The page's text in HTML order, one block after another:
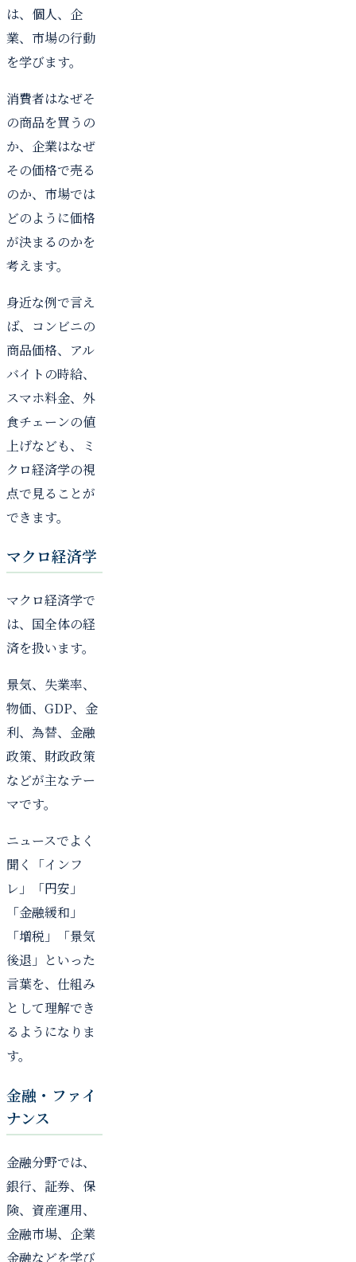
は、個人、企
業、市場の行動
を学びます。
消費者はなぜそ
の商品を買うの
か、企業はなぜ
その価格で売る
のか、市場では
どのように価格
が決まるのかを
考えます。
身近な例で言え
ば、コンビニの
商品価格、アル
バイトの時給、
スマホ料金、外
食チェーンの値
上げなども、ミ
クロ経済学の視
点で見ることが
できます。
マクロ経済学
マクロ経済学で
は、国全体の経
済を扱います。
景気、失業率、
物価、GDP、金
利、為替、金融
政策、財政政策
などが主なテー
マです。
ニュースでよく
聞く「インフ
レ」「円安」
「金融緩和」
「増税」「景気
後退」といった
言葉を、仕組み
として理解でき
るようになりま
す。
金融・ファイ
ナンス
金融分野では、
銀行、証券、保
険、資産運用、
金融市場、企業
金融などを学び